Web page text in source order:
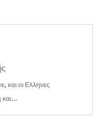
και οι Ελληνες